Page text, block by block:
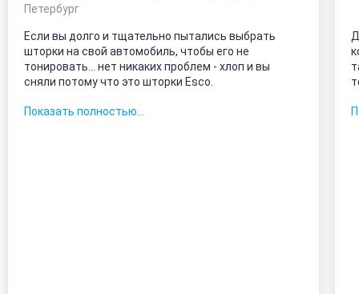
Петербург
Показать полностью...
Если вы долго и тщательно пытались выбрать
шторки на свой автомобиль, чтобы его не
тонировать... нет никаких проблем - хлоп и вы
сняли потому что это шторки Esco.